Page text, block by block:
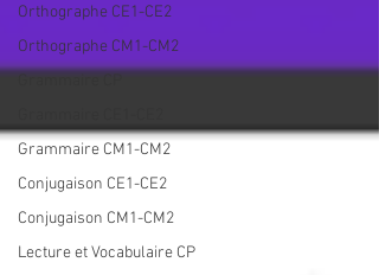
Orthographe CE1-CE2
Orthographe CM1-CM2
Grammaire CM1-CM2
Conjugaison CE1-CE2
Conjugaison CM1-CM2
Lecture et Vocabulaire CP